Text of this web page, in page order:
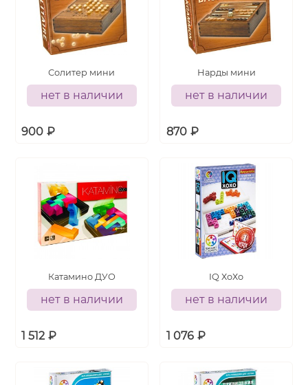
Солитер мини
нет в наличии
900 ₽
Нарды мини
нет в наличии
870 ₽
Катамино ДУО
нет в наличии
1 512 ₽
IQ ХоХо
нет в наличии
1 076 ₽